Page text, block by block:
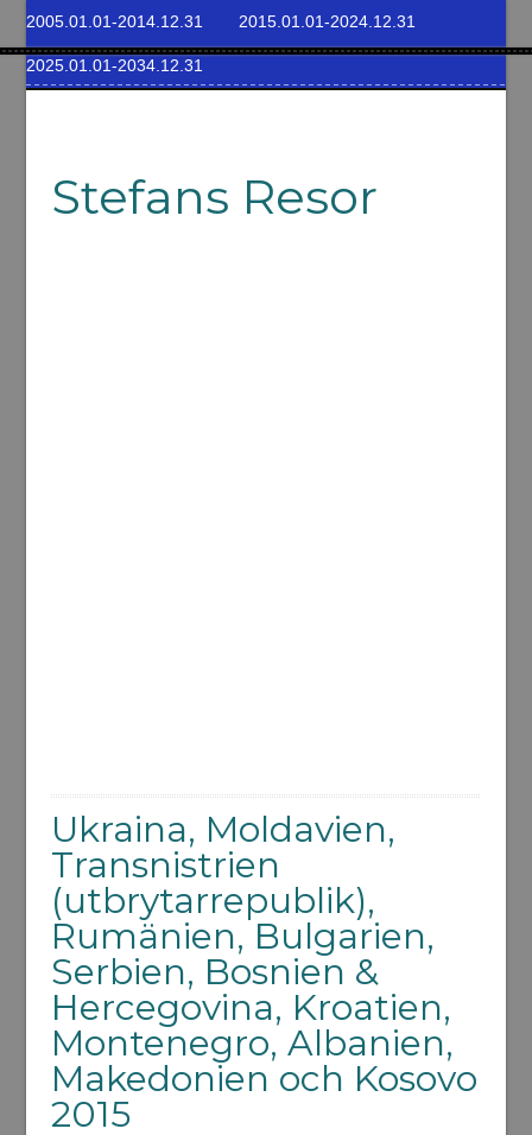
2005.01.01-2014.12.31 2015.01.01-2024.12.31
2025.01.01-2034.12.31
Stefans Resor
Ukraina, Moldavien,
Transnistrien
(utbrytarrepublik),
Rumänien, Bulgarien,
Serbien, Bosnien &
Hercegovina, Kroatien,
Montenegro, Albanien,
Makedonien och Kosovo
2015